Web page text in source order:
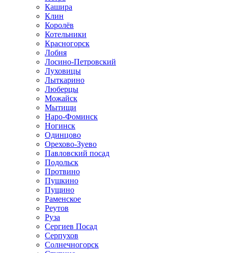
Кашира
Клин
Королёв
Котельники
Красногорск
Лобня
Лосино-Петровский
Луховицы
Лыткарино
Люберцы
Можайск
Мытищи
Наро-Фоминск
Ногинск
Одинцово
Орехово-Зуево
Павловский посад
Подольск
Протвино
Пушкино
Пущино
Раменское
Реутов
Руза
Сергиев Посад
Серпухов
Солнечногорск